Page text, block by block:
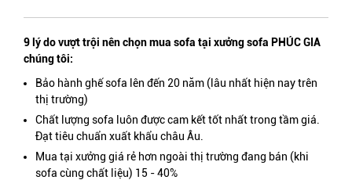
9 lý do vượt trội nên chọn mua sofa tại xưởng sofa PHÚC GIA
chúng tôi:
Bảo hành ghế sofa lên đến 20 năm (lâu nhất hiện nay trên
thị trường)
Chất lượng sofa luôn được cam kết tốt nhất trong tầm giá.
Đạt tiêu chuẩn xuất khẩu châu Âu.
Mua tại xưởng giá rẻ hơn ngoài thị trường đang bán (khi
sofa cùng chất liệu) 15 - 40%